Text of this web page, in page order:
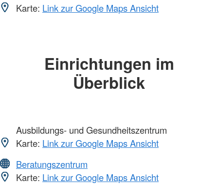
Karte: Link zur Google Maps Ansicht
Einrichtungen im
Überblick
Ausbildungs- und Gesundheitszentrum
Karte: Link zur Google Maps Ansicht
Beratungszentrum
Karte: Link zur Google Maps Ansicht